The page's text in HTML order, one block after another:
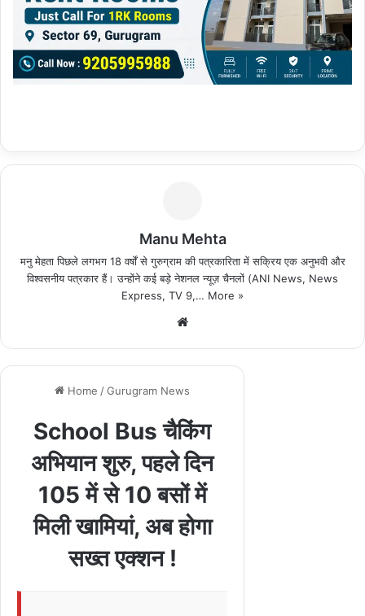
Manu Mehta
मनु मेहता पिछले लगभग 18 वर्षों से गुरुग्राम की पत्रकारिता में सक्रिय एक अनुभवी और
विश्वसनीय पत्रकार हैं। उन्होंने कई बड़े नेशनल न्यूज़ चैनलों (ANI News, News
Express, TV 9,… More »